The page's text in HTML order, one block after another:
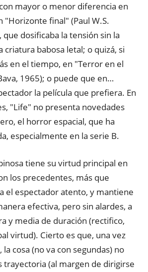
mayor o menor diferencia en
"Horizonte final" (Paul W.S.
dosificaba la tensión sin la
criatura babosa letal; o quizá, si
en el tiempo, en "Terror en el
1965); o puede que en…
la película que prefiera. En
"Life" no presenta novedades
el horror espacial, que ha
especialmente en la serie B.
tiene su virtud principal en
los precedentes, más que
el espectador atento, y mantiene
efectiva, pero sin alardes, a
y media de duración (rectifico,
virtud). Cierto es que, una vez
la cosa (no va con segundas) no
trayectoria (al margen de dirigirse